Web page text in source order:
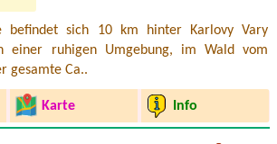
befindet sich 10 km hinter Karlovy Vary
einer ruhigen Umgebung, im Wald vom
gesamte Ca..
Karte Info